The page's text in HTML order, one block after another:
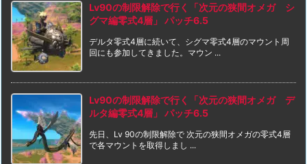
Lv90の制限解除で行く「次元の狭間オメガ シ
グマ編零式4層」 パッチ6.5
デルタ零式4層に続いて、シグマ零式4層のマウント周
回にも参加してきました。マウン ...
Lv90の制限解除で行く「次元の狭間オメガ デ
ルタ編零式4層」 パッチ6.5
先日、Lv 90の制限解除で 次元の狭間オメガの零式4層
で各マウントを取得しまし ...